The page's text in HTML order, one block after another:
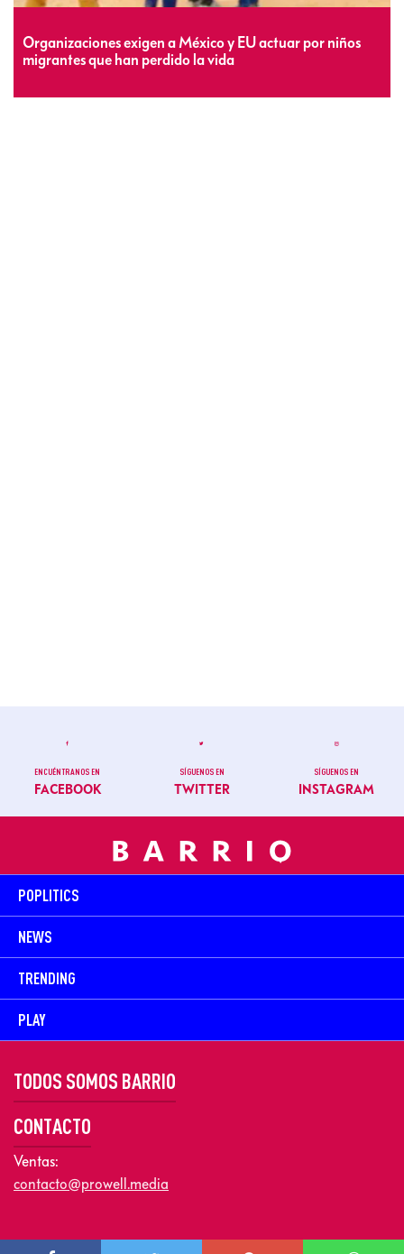
Organizaciones exigen a México y EU actuar por niños
migrantes que han perdido la vida
ENCUÉNTRANOS EN
FACEBOOK
SÍGUENOS EN
TWITTER
SÍGUENOS EN
INSTAGRAM
POPLITICS
NEWS
TRENDING
PLAY
TODOS SOMOS BARRIO
CONTACTO
Ventas:
contacto@prowell.media